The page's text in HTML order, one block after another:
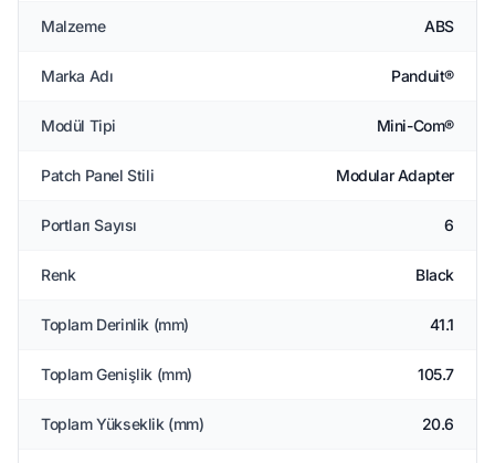
Malzeme ABS
Marka Adı Panduit®
Modül Tipi Mini-Com®
Patch Panel Stili Modular Adapter
Portları Sayısı 6
Renk Black
Toplam Derinlik (mm) 41.1
Toplam Genişlik (mm) 105.7
Toplam Yükseklik (mm) 20.6